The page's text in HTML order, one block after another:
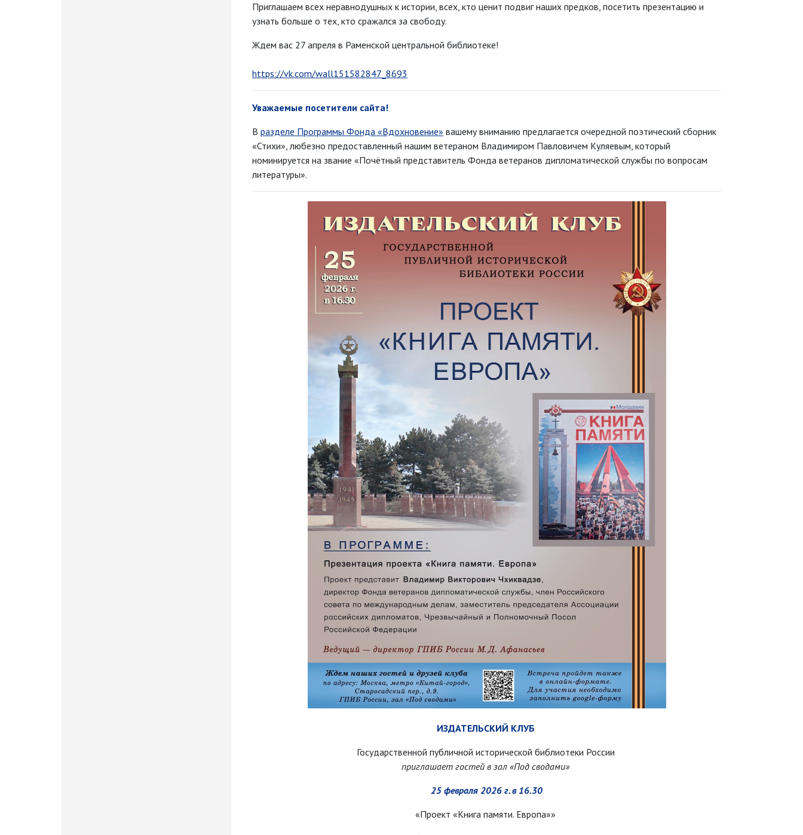
Приглашаем всех неравнодушных к истории, всех, кто ценит подвиг наших предков, посетить презентацию и
узнать больше о тех, кто сражался за свободу.
Ждем вас 27 апреля в Раменской центральной библиотеке!
https://vk.com/wall151582847_8693
Уважаемые посетители сайта!
В разделе Программы Фонда «Вдохновение» вашему вниманию предлагается очередной поэтический сборник
«Стихи», любезно предоставленный нашим ветераном Владимиром Павловичем Куляевым, который
номинируется на звание «Почётный представитель Фонда ветеранов дипломатической службы по вопросам
литературы».
ИЗДАТЕЛЬСКИЙ КЛУБ
Государственной публичной исторической библиотеки России
приглашает гостей в зал «Под сводами»
25 февраля 2026 г. в 16.30
«Проект «Книга памяти. Европа»»